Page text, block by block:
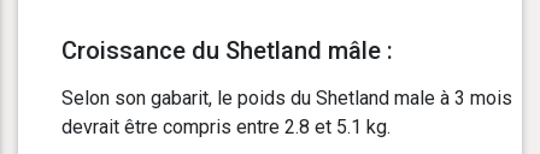
Croissance du Shetland mâle :
Selon son gabarit, le poids du Shetland male à 3 mois
devrait être compris entre 2.8 et 5.1 kg.